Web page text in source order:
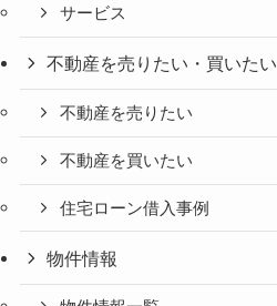
サービス
不動産を売りたい・買いたい
不動産を売りたい
不動産を買いたい
住宅ローン借入事例
物件情報